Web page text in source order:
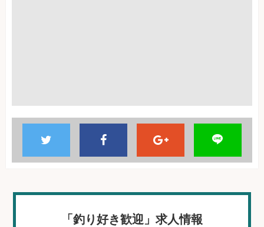
「釣り好き歓迎」求人情報